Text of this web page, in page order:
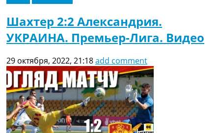
Шахтер 2:2 Александрия.
УКРАИНА. Премьер-Лига. Видео
29 октября, 2022, 21:18add comment